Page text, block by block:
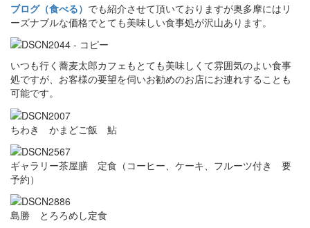
ブログ（食べる） でも紹介させて頂いておりますが奥多摩にはリ
ーズナブルな価格でとても美味しい食事処が沢山あります。
いつも行く蕎麦太郎カフェもとても美味しくて雰囲気のよい食事
処ですが、お客様の要望を伺いお勧めのお店にお連れすることも
可能です。
ちわき かまどご飯 鮎
ギャラリー茶屋膳 定食（コーヒー、ケーキ、フルーツ付き 要
予約）
島勝 とろろめし定食